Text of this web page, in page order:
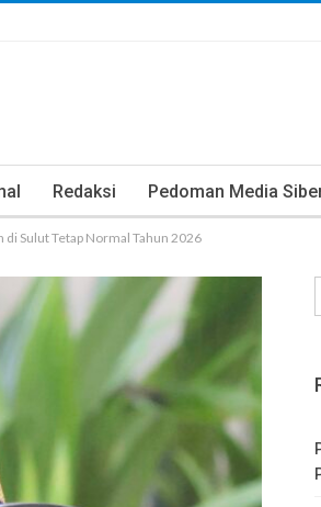
Redaksi Pedoman Media
di Sulut Tetap Normal Tahun 2026